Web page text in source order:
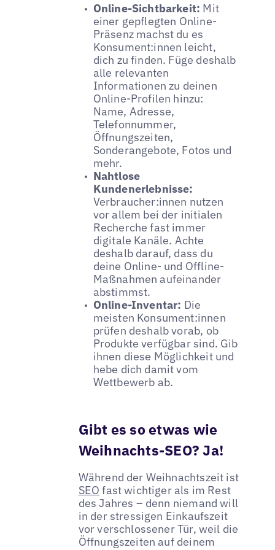
Online-Sichtbarkeit: Mit
einer gepflegten Online-
Präsenz machst du es
Konsument:innen leicht,
dich zu finden. Füge deshalb
alle relevanten
Informationen zu deinen
Online-Profilen hinzu:
Name, Adresse,
Telefonnummer,
Öffnungszeiten,
Sonderangebote, Fotos und
mehr.
Nahtlose
Kundenerlebnisse:
Verbraucher:innen nutzen
vor allem bei der initialen
Recherche fast immer
digitale Kanäle. Achte
deshalb darauf, dass du
deine Online- und Offline-
Maßnahmen aufeinander
abstimmst.
Online-Inventar: Die
meisten Konsument:innen
prüfen deshalb vorab, ob
Produkte verfügbar sind. Gib
ihnen diese Möglichkeit und
hebe dich damit vom
Wettbewerb ab.
Gibt es so etwas wie
Weihnachts-SEO? Ja!
Während der Weihnachtszeit ist
SEO fast wichtiger als im Rest
des Jahres – denn niemand will
in der stressigen Einkaufszeit
vor verschlossener Tür, weil die
Öffnungszeiten auf deinem